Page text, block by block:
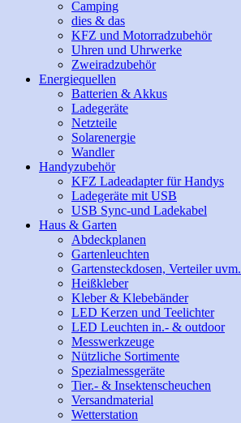
Camping
dies & das
KFZ und Motorradzubehör
Uhren und Uhrwerke
Zweiradzubehör
Energiequellen
Batterien & Akkus
Ladegeräte
Netzteile
Solarenergie
Wandler
Handyzubehör
KFZ Ladeadapter für Handys
Ladegeräte mit USB
USB Sync-und Ladekabel
Haus & Garten
Abdeckplanen
Gartenleuchten
Gartensteckdosen, Verteiler uvm.
Heißkleber
Kleber & Klebebänder
LED Kerzen und Teelichter
LED Leuchten in.- & outdoor
Messwerkzeuge
Nützliche Sortimente
Spezialmessgeräte
Tier.- & Insektenscheuchen
Versandmaterial
Wetterstation